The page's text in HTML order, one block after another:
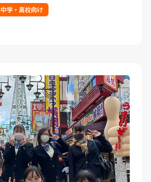
中学・高校向け